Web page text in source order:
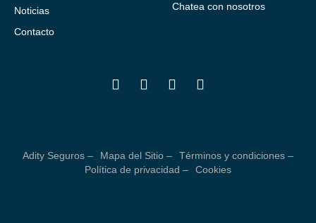
Noticias
Contacto
Chatea con nosotros
Adity Seguros – Mapa del Sitio –
Términos y condiciones –
Política de privacidad –
Cookies